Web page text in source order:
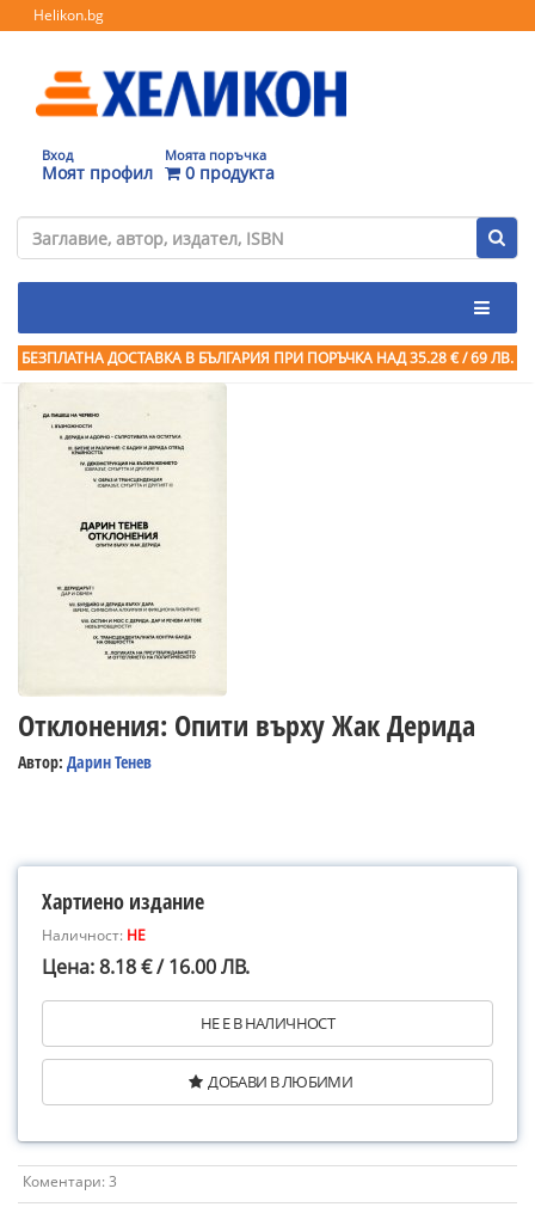
Helikon.bg
Вход
Моят профил
Моята поръчка
0 продукта
БЕЗПЛАТНА ДОСТАВКА В БЪЛГАРИЯ ПРИ ПОРЪЧКА НАД 35.28 € / 69 ЛВ.
Отклонения: Опити върху Жак Дерида
Автор: Дарин Тенев
Хартиено издание
Наличност: НЕ
Цена: 8.18 € / 16.00 ЛВ.
НЕ Е В НАЛИЧНОСТ
ДОБАВИ В ЛЮБИМИ
Коментари: 3